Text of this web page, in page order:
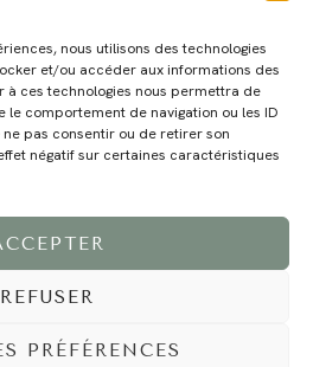
nous utilisons des technologies
et/ou accéder aux informations des
à ces technologies nous permettra de
comportement de navigation ou les ID
pas consentir ou de retirer son
négatif sur certaines caractéristiques
REFUSER
PRÉFÉRENCES